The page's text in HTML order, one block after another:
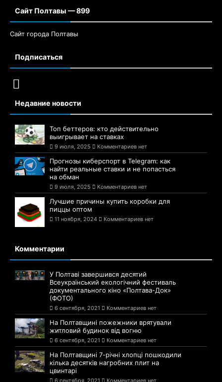
Сайт Полтавы — 899
Сайт города Полтавы
Подписаться
Недавние новости
Топ беттеров: кто действительно
выигрывает на ставках
9 июля, 2025 Комментариев нет
Прогнозы киберспорт в Telegram: как
найти реальные ставки и не попасться
на обман
9 июля, 2025 Комментариев нет
Лучшие причины купить коробки для
пиццы оптом
11 ноября, 2024 Комментариев нет
Комментарии
У Полтаві завершився десятий
Всеукраїнський екологічний фестиваль
документального кіно «Полтава-Док»
(ФОТО)
6 сентября, 2021 Комментариев нет
На Полтавщині пожежники врятували
житловий будинок від вогню
6 сентября, 2021 Комментариев нет
На Полтавщині 7-річні хлопці пошкодили
кілька десятків нагробних плит на
цвинтарі